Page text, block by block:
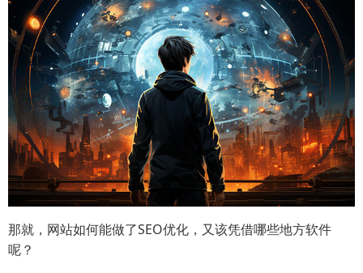
那就，网站如何能做了SEO优化，又该凭借哪些地方软件
呢？